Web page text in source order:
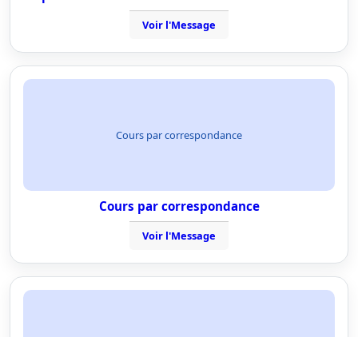
Voir l'Message
Cours par correspondance
Cours par correspondance
Voir l'Message